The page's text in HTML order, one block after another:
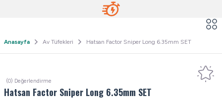
Anasayfa Av Tüfekleri Hatsan Factor Sniper Long 6.35mm SET
(0) Değerlendirme
Hatsan Factor Sniper Long 6.35mm SET